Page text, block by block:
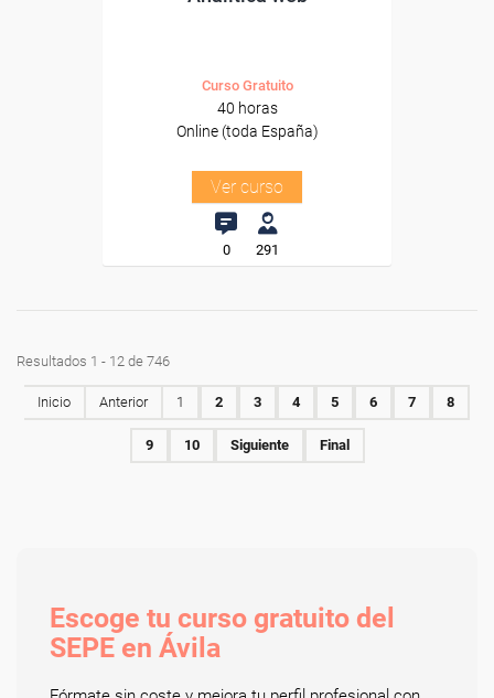
Curso Gratuito
40 horas
Online (toda España)
Ver curso
0 291
Resultados 1 - 12 de 746
Inicio Anterior 1 2 3 4 5 6 7 8
9 10 Siguiente Final
Escoge tu curso gratuito del
SEPE en Ávila